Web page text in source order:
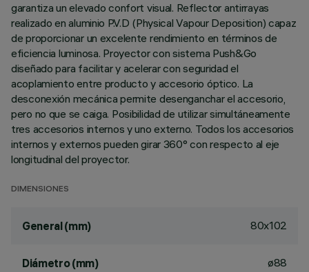
garantiza un elevado confort visual. Reflector antirrayas
realizado en aluminio P.V.D (Physical Vapour Deposition) capaz
de proporcionar un excelente rendimiento en términos de
eficiencia luminosa. Proyector con sistema Push&Go
diseñado para facilitar y acelerar con seguridad el
acoplamiento entre producto y accesorio óptico. La
desconexión mecánica permite desenganchar el accesorio,
pero no que se caiga. Posibilidad de utilizar simultáneamente
tres accesorios internos y uno externo. Todos los accesorios
internos y externos pueden girar 360° con respecto al eje
longitudinal del proyector.
DIMENSIONES
General (mm) 80x102
Diámetro (mm) ø88